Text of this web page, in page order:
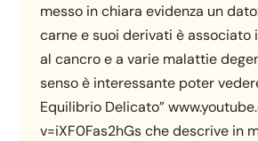
messo in chiara evidenza un
carne e suoi derivati è associato
al cancro e a varie malattie
senso è interessante poter
Equilibrio Delicato”
v=iXF0Fas2hGs che descrive in